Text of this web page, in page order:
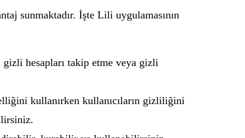
sunmaktadır. İşte Lili uygulamasının
hesapları takip etme veya gizli
kullanırken kullanıcıların gizliliğini